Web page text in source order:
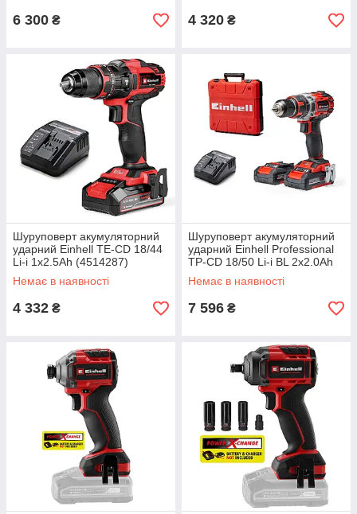
6 300 ₴ 4 320 ₴
Шуруповерт акумуляторний
ударний Einhell TE-CD 18/44
Li-i 1x2.5Ah (4514287)
Немає в наявності
4 332 ₴
Шуруповерт акумуляторний
ударний Einhell Professional
TP-CD 18/50 Li-i BL 2x2.0Ah
(4513940)
Немає в наявності
7 596 ₴